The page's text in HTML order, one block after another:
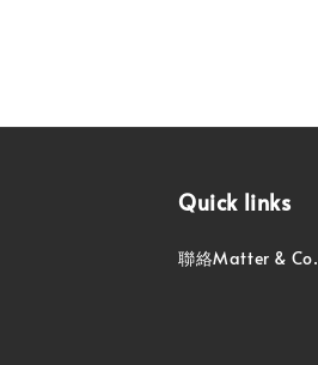
Quick links
聯絡Matter & Co.